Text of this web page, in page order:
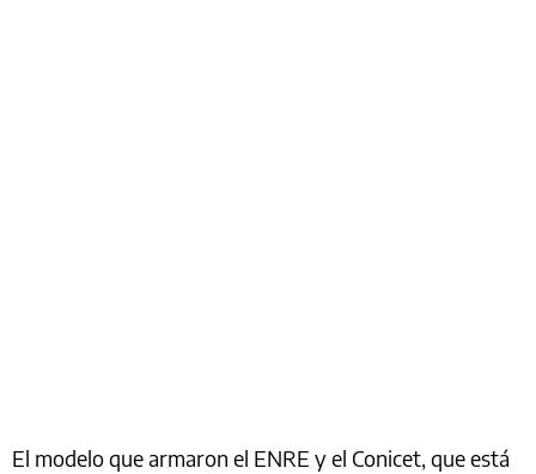
El modelo que armaron el ENRE y el Conicet, que está